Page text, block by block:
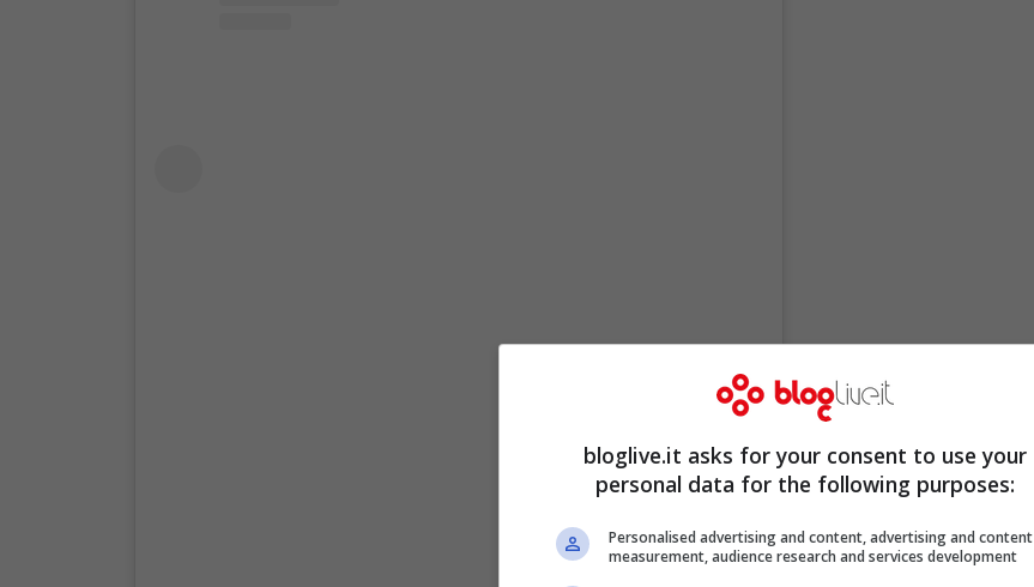
bloglive.it asks for your consent to use your
personal data for the following purposes:
Personalised advertising and content, advertising and content
measurement, audience research and services development